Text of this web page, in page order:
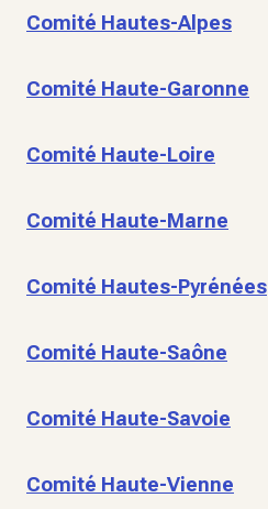
Comité Hautes-Alpes
Comité Haute-Garonne
Comité Haute-Loire
Comité Haute-Marne
Comité Hautes-Pyrénées
Comité Haute-Saône
Comité Haute-Savoie
Comité Haute-Vienne